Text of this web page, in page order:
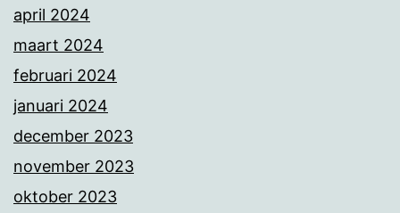
april 2024
maart 2024
februari 2024
januari 2024
december 2023
november 2023
oktober 2023